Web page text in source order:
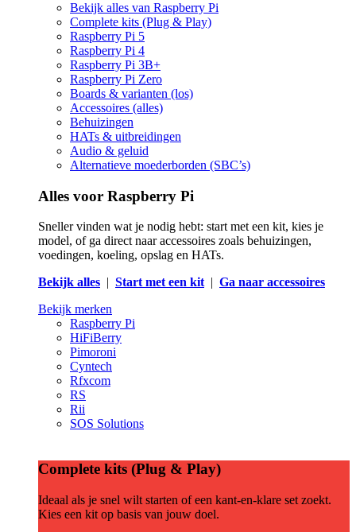
Bekijk alles van Raspberry Pi
Complete kits (Plug & Play)
Raspberry Pi 5
Raspberry Pi 4
Raspberry Pi 3B+
Raspberry Pi Zero
Boards & varianten (los)
Accessoires (alles)
Behuizingen
HATs & uitbreidingen
Audio & geluid
Alternatieve moederborden (SBC’s)
Alles voor Raspberry Pi
Sneller vinden wat je nodig hebt: start met een kit, kies je
model, of ga direct naar accessoires zoals behuizingen,
voedingen, koeling, opslag en HATs.
Bekijk alles | Start met een kit| Ga naar accessoires
Bekijk merken
Raspberry Pi
HiFiBerry
Pimoroni
Cyntech
Rfxcom
RS
Rii
SOS Solutions
Complete kits (Plug & Play)
Ideaal als je snel wilt starten of een kant-en-klare set zoekt.
Kies een kit op basis van jouw doel.